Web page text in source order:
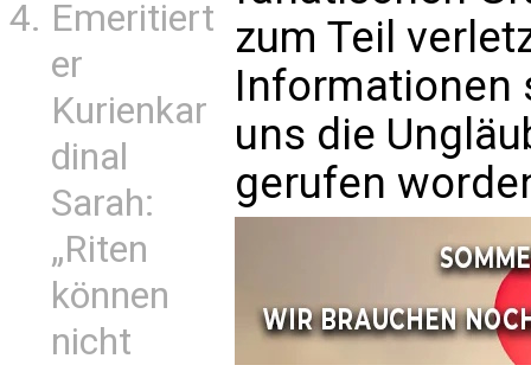
Emeritiert
er
Kurienkar
dinal
Sarah:
„Riten
können
nicht
zum Teil
Informationen
uns die
gerufen